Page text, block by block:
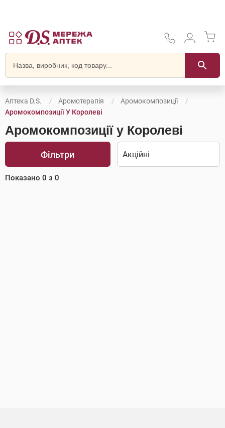
Аптека D.S. Аромотерапія
Аромокомпозиції
Аромокомпозиції У Королеві
Аромокомпозиції у Королеві
Фільтри
Показано 0 з 0